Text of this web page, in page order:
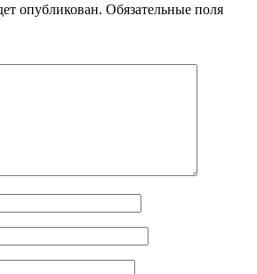
опубликован. Обязательные поля